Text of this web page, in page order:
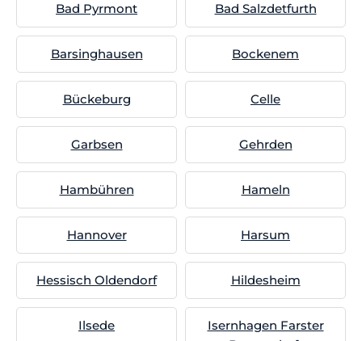
Bad Pyrmont Bad Salzdetfurth
Barsinghausen Bockenem
Bückeburg Celle
Garbsen Gehrden
Hambühren Hameln
Hannover Harsum
Hessisch Oldendorf Hildesheim
Ilsede
Isernhagen Farster